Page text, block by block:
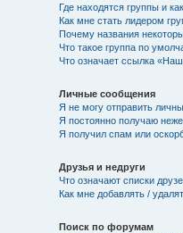
Где находятся группы и
Как мне стать лидером
Почему названия
Что такое группа по
Что означает ссылка
Личные сообщения
Я не могу отправить
Я постоянно получаю
Я получил спам или
Друзья и недруги
Что означают списки
Как мне добавлять /
Поиск по форумам